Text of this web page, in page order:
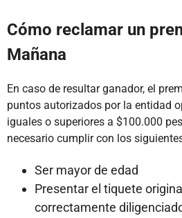
Cómo reclamar un
Mañana
En caso de resultar ganador, el
puntos autorizados por la entidad
iguales o superiores a $100.000
necesario cumplir con los
Ser mayor de edad
Presentar el tiquete
correctamente